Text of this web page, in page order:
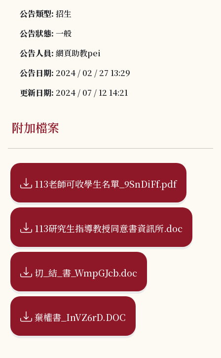
公告類型: 招生
公告狀態: 一般
公告人員: 網頁助教pei
公告日期: 2024 / 02 / 27 13:29
更新日期: 2024 / 07 / 12 14:21
附加檔案
113老師可收學生名單_9SnDiFf.pdf
113研究生指導教授同意書資訊所.doc
切_結_書_WmpGJcb.doc
棄權書_InVZ6rD.DOC